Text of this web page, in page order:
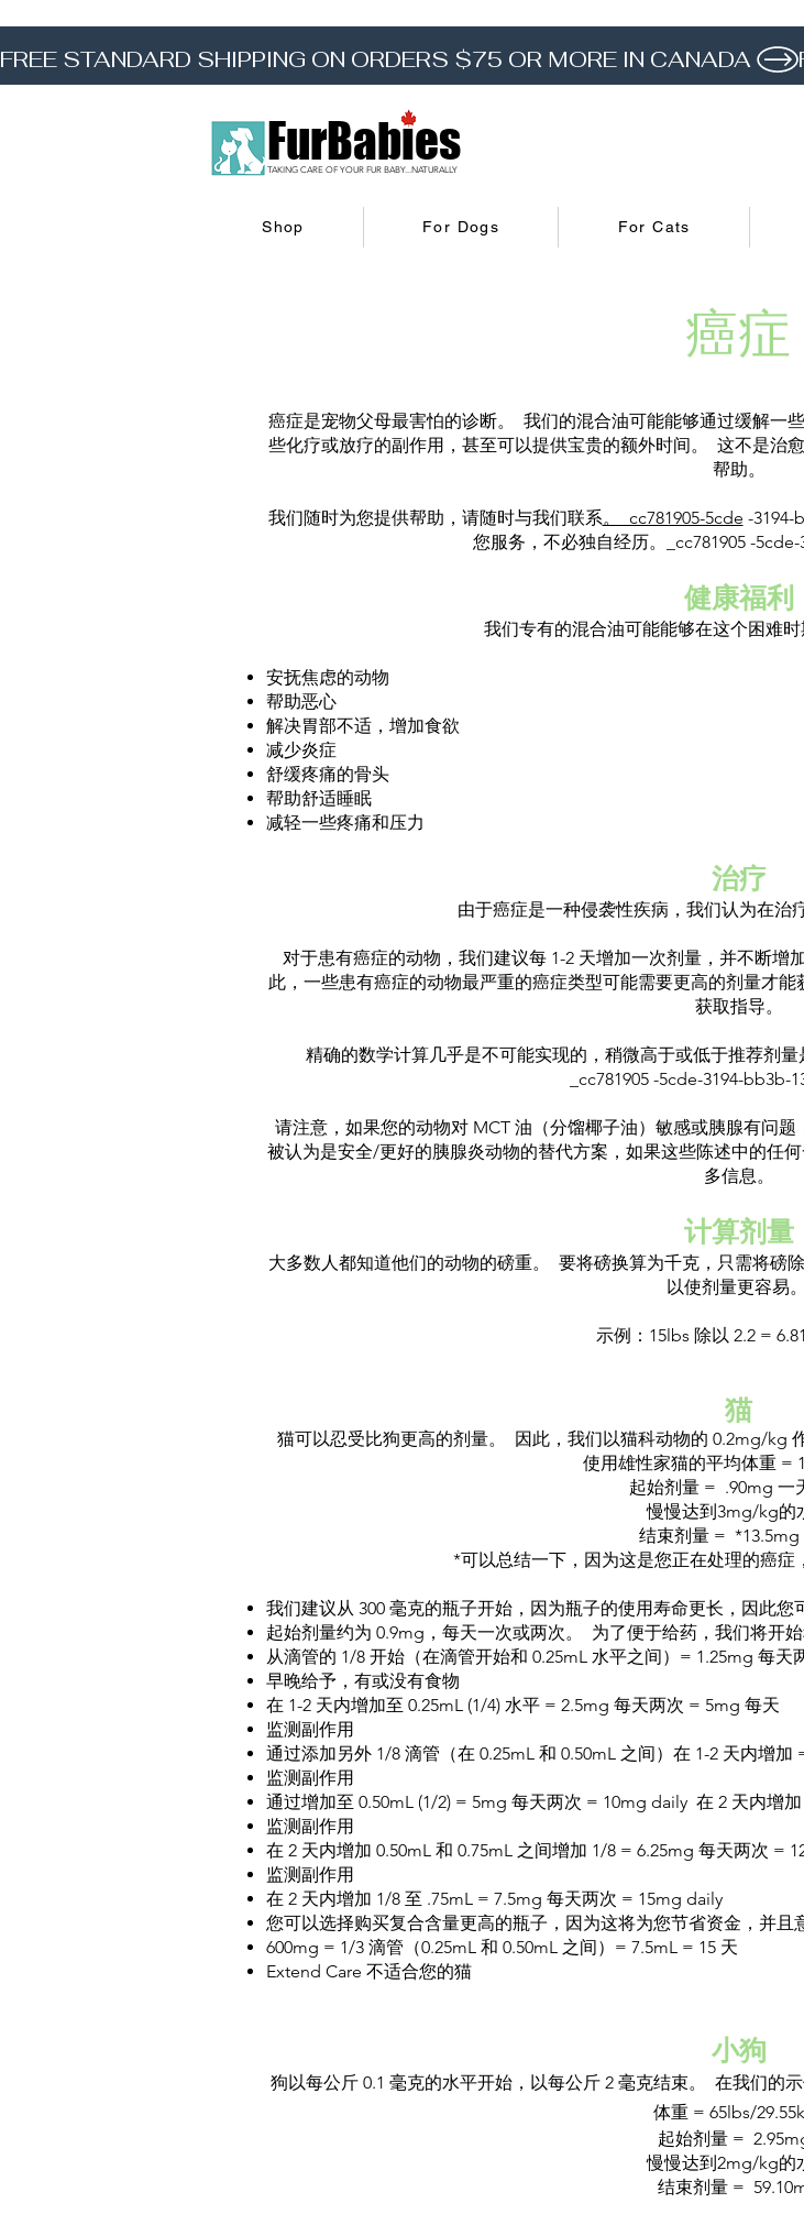
FREE STANDARD SHIPPING ON ORDERS $75 OR MORE IN CANADA
TAKING CARE OF YOUR FUR BABY...NATURALLY
FurBabies
Shop For Dogs For Cats
癌症
癌症是宠物父母最害怕的诊断。 我们的混合油可能能够通过缓解一
些化疗或放疗的副作用，甚至可以提供宝贵的额外时间。 这不是治
帮助。
我们随时为您提供帮助，请随时与我们联系。_cc781905-5cde -3194-
您服务，不必独自经历。_cc781905 -5cde-
健康福利
我们专有的混合油可能能够在这个困难时
安抚焦虑的动物
帮助恶心
解决胃部不适，增加食欲
减少炎症
舒缓疼痛的骨头
帮助舒适睡眠
减轻一些疼痛和压力
治疗
由于癌症是一种侵袭性疾病，我们认为在治
对于患有癌症的动物，我们建议每 1-2 天增加一次剂量，并不断
此，一些患有癌症的动物最严重的癌症类型可能需要更高的剂量才
获取指导。
精确的数学计算几乎是不可能实现的，稍微高于或低于推荐剂
_cc781905 -5cde-3194-bb3b-
请注意，如果您的动物对 MCT 油（分馏椰子油）敏感或胰腺有问
被认为是安全/更好的胰腺炎动物的替代方案，如果这些陈述中的任
多信息。
计算剂量
大多数人都知道他们的动物的磅重。 要将磅换算为千克，只需将磅
以使剂量更容易。
示例：15lbs 除以 2.2 =
猫
猫可以忍受比狗更高的剂量。 因此，我们以猫科动物的 0.2mg/kg
使用雄性家猫的平均体重 =
起始剂量 = .90mg 一
慢慢达到3mg/kg的
结束剂量 = *13.5mg
*可以总结一下，因为这是您正在处理的癌症
我们建议从 300 毫克的瓶子开始，因为瓶子的使用寿命更长，因此您
起始剂量约为 0.9mg，每天一次或两次。 为了便于给药，我们将开
从滴管的 1/8 开始（在滴管开始和 0.25mL 水平之间）= 1.25mg 每天
早晚给予，有或没有食物
在 1-2 天内增加至 0.25mL (1/4) 水平 = 2.5mg 每天两次 = 5mg 每天
监测副作用
通过添加另外 1/8 滴管（在 0.25mL 和 0.50mL 之间）在 1-2 天内增
监测副作用
通过增加至 0.50mL (1/2) = 5mg 每天两次 = 10mg daily 在 2 天内增加
监测副作用
在 2 天内增加 0.50mL 和 0.75mL 之间增加 1/8 = 6.25mg 每天两次 =
监测副作用
在 2 天内增加 1/8 至 .75mL = 7.5mg 每天两次 = 15mg daily
您可以选择购买复合含量更高的瓶子，因为这将为您节省资金，并且
600mg = 1/3 滴管（0.25mL 和 0.50mL 之间）= 7.5mL = 15 天
Extend Care 不适合您的猫
小狗
狗以每公斤 0.1 毫克的水平开始，以每公斤 2 毫克结束。 在我们的
体重 = 65lbs/
起始剂量 =
慢慢达到2mg/kg的
结束剂量 =